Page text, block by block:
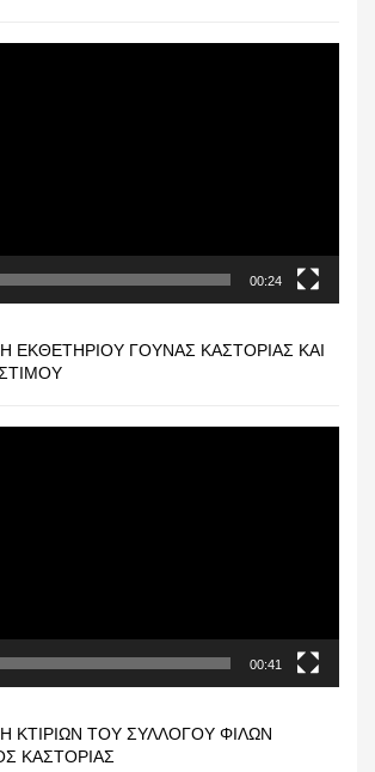
00:24
ΕΚΘΕΤΗΡΊΟΥ ΓΟΎΝΑΣ ΚΑΣΤΟΡΙΆΣ ΚΑΙ
00:41
ΚΤΙΡΊΩΝ ΤΟΥ ΣΥΛΛΌΓΟΥ ΦΊΛΩΝ
ΚΑΣΤΟΡΙΆΣ